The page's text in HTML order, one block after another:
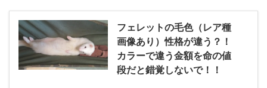
フェレットの毛色（レア種
画像あり）性格が違う？！
カラーで違う金額を命の値
段だと錯覚しないで！！